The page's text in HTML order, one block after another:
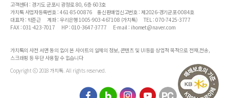
고객센터 : 경기도 군포시 광정로 80, 6층 603호
가치톡 사업자등록번호 : 461-85-00876
통신판매업신고번호 : 제2026-경기군포-0084호
대표자 : 박준근
계좌 : 우리은행 1005-903-467108 (가치톡)
TEL : 070-7425-3777
FAX : 031-423-7017
HP : 010-3647-3777 E-mail : ihomet@naver.com
가치톡의 사전 서면 동의 없이 본 사이트의 일체의 정보, 콘텐츠 및 UI등을 상업적 목적으로 전재,전송,
스크래핑 등 무단 사용할 수 없습니다
Copyright ⓒ 2018 가치톡. All rights reserved.